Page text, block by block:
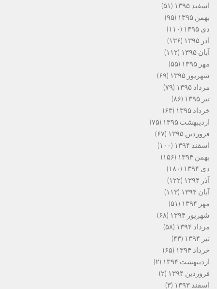
اسفند ۱۳۹۵
(۵۱)
بهمن ۱۳۹۵
(۹۵)
دی ۱۳۹۵
(۱۱۰)
آذر ۱۳۹۵
(۱۳۶)
آبان ۱۳۹۵
(۱۱۲)
مهر ۱۳۹۵
(۵۵)
شهریور ۱۳۹۵
(۶۹)
مرداد ۱۳۹۵
(۷۹)
تیر ۱۳۹۵
(۸۶)
خرداد ۱۳۹۵
(۶۳)
اردیبهشت ۱۳۹۵
(۷۵)
فروردین ۱۳۹۵
(۶۷)
اسفند ۱۳۹۴
(۱۰۰)
بهمن ۱۳۹۴
(۱۵۶)
دی ۱۳۹۴
(۱۸۰)
آذر ۱۳۹۴
(۱۲۲)
آبان ۱۳۹۴
(۱۱۳)
مهر ۱۳۹۴
(۵۱)
شهریور ۱۳۹۴
(۶۸)
مرداد ۱۳۹۴
(۵۸)
تیر ۱۳۹۴
(۴۳)
خرداد ۱۳۹۴
(۶۵)
اردیبهشت ۱۳۹۴
(۲)
فروردین ۱۳۹۴
(۲)
اسفند ۱۳۹۳
(۳)